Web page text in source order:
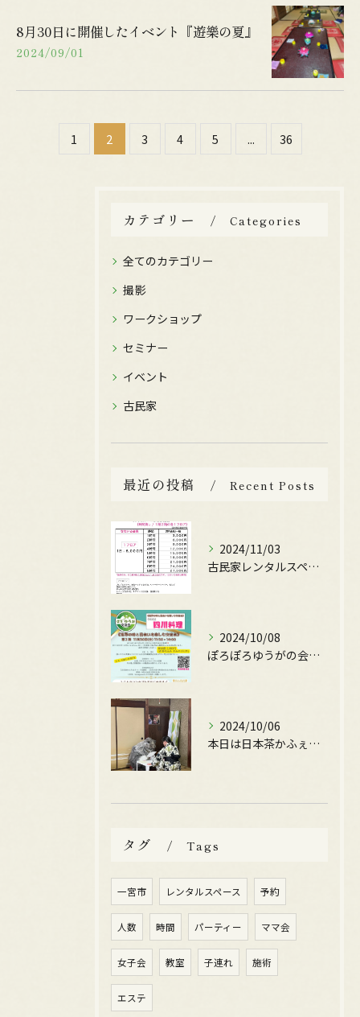
8月30日に開催したイベント『遊樂の夏』
2024/09/01
1 2 3 4 5 ... 36
カテゴリー Categories
全てのカテゴリー
撮影
ワークショップ
セミナー
イベント
古民家
最近の投稿 Recent Posts
2024/11/03
古民家レンタルスペースの料金設定ガイド
2024/10/08
ぽろぽろゆうがの会が主催する
2024/10/06
本日は日本茶かふぇぽんちゃさんの、かふぇOpen日です。
タグ Tags
一宮市 レンタルスペース 予約
人数 時間 パーティー ママ会
女子会 教室 子連れ 施術
エステ